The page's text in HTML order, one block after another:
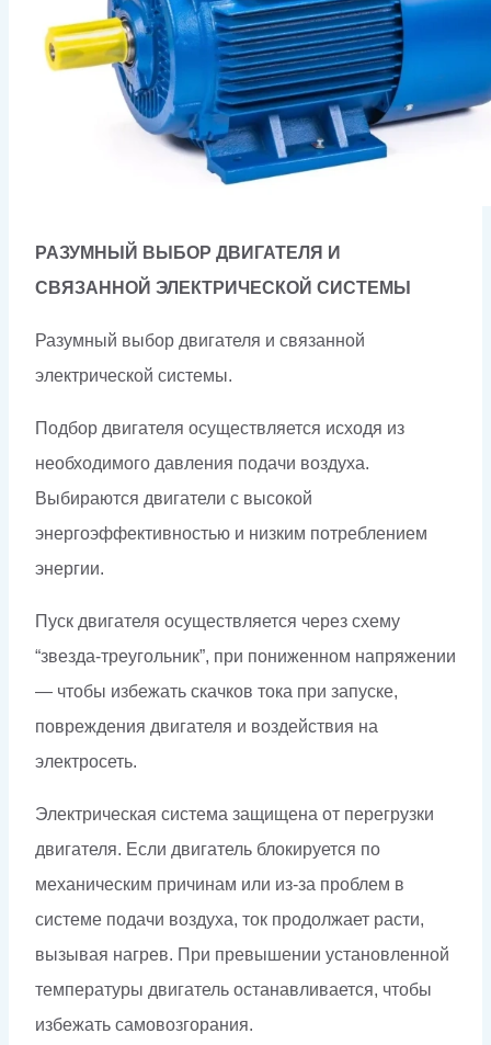
РАЗУМНЫЙ ВЫБОР ДВИГАТЕЛЯ И
СВЯЗАННОЙ ЭЛЕКТРИЧЕСКОЙ СИСТЕМЫ
Разумный выбор двигателя и связанной
электрической системы.
Подбор двигателя осуществляется исходя из
необходимого давления подачи воздуха.
Выбираются двигатели с высокой
энергоэффективностью и низким потреблением
энергии.
Пуск двигателя осуществляется через схему
“звезда-треугольник”, при пониженном напряжении
— чтобы избежать скачков тока при запуске,
повреждения двигателя и воздействия на
электросеть.
Электрическая система защищена от перегрузки
двигателя. Если двигатель блокируется по
механическим причинам или из-за проблем в
системе подачи воздуха, ток продолжает расти,
вызывая нагрев. При превышении установленной
температуры двигатель останавливается, чтобы
избежать самовозгорания.